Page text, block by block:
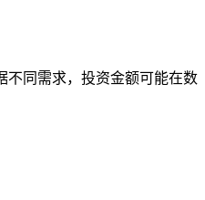
不同需求，投资金额可能在数